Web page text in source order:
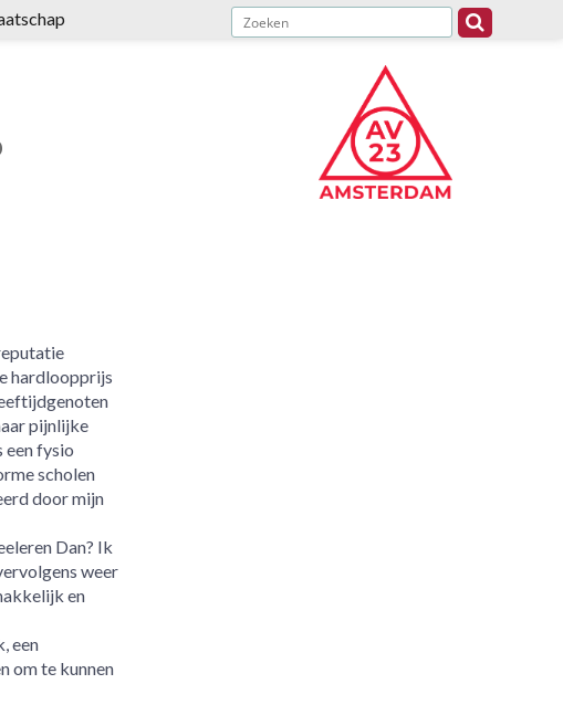
hardloopprijs
pijnlijke
een fysio
scholen
door mijn
Dan? Ik
weer
en
een
om te kunnen